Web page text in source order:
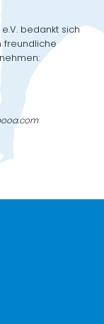
bedankt sich
freundliche